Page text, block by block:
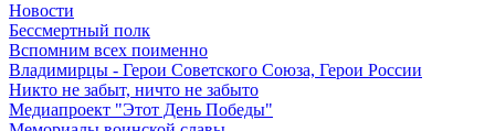
Новости
Бессмертный полк
Вспомним всех поименно
Владимирцы - Герои Советского Союза, Герои России
Никто не забыт, ничто не забыто
Медиапроект "Этот День Победы"